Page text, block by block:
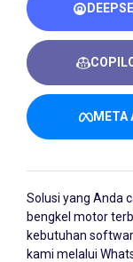
META
Solusi yang Anda
bengkel motor
kebutuhan
kami melalui